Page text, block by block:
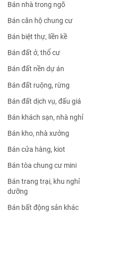
Bán nhà trong ngõ
Bán căn hộ chung cư
Bán biệt thự, liền kề
Bán đất ở, thổ cư
Bán đất nền dự án
Bán đất ruộng, rừng
Bán đất dịch vụ, đấu giá
Bán khách sạn, nhà nghỉ
Bán kho, nhà xưởng
Bán cửa hàng, kiot
Bán tòa chung cư mini
Bán trang trại, khu nghỉ
dưỡng
Bán bất động sản khác